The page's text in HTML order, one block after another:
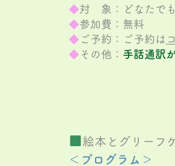
◆対 象：どなたでも
◆参加費：無料
◆ ご予約：ご予約は
◆ その他： 手話通訳
絵本とグリーフ
＜プログラム＞